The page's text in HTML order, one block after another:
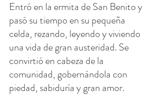
Entró en la ermita de San Benito y
pasó su tiempo en su pequeña
celda, rezando, leyendo y viviendo
una vida de gran austeridad. Se
convirtió en cabeza de la
comunidad, gobernándola con
piedad, sabiduría y gran amor.